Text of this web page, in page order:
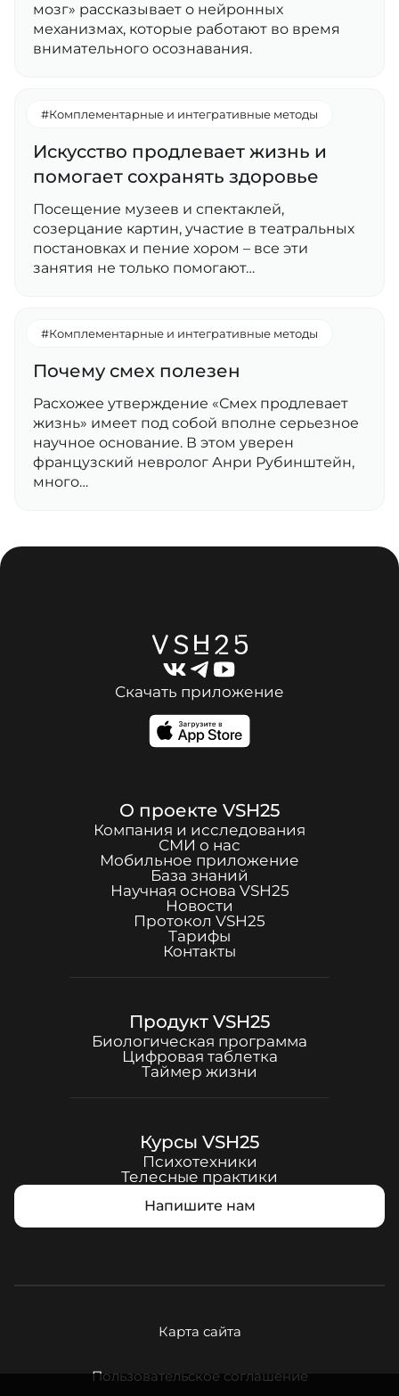
мозг» рассказывает о нейронных
механизмах, которые работают во время
внимательного осознавания.
#Комплементарные и интегративные методы
Искусство продлевает жизнь и
помогает сохранять здоровье
Посещение музеев и спектаклей,
созерцание картин, участие в театральных
постановках и пение хором – все эти
занятия не только помогают…
#Комплементарные и интегративные методы
Почему смех полезен
Расхожее утверждение «Смех продлевает
жизнь» имеет под собой вполне серьезное
научное основание. В этом уверен
французский невролог Анри Рубинштейн,
много…
Скачать приложение
О проекте VSH25
Компания и исследования
СМИ о нас
Мобильное приложение
База знаний
Научная основа VSH25
Новости
Протокол VSH25
Тарифы
Контакты
Продукт VSH25
Биологическая программа
Цифровая таблетка
Таймер жизни
Курсы VSH25
Психотехники
Телесные практики
Напишите нам
Карта сайта
Пользовательское соглашение